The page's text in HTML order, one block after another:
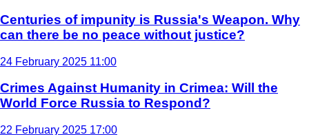
Centuries of impunity is Russia's Weapon. Why
can there be no peace without justice?
24 February 2025 11:00
Crimes Against Humanity in Crimea: Will the
World Force Russia to Respond?
22 February 2025 17:00